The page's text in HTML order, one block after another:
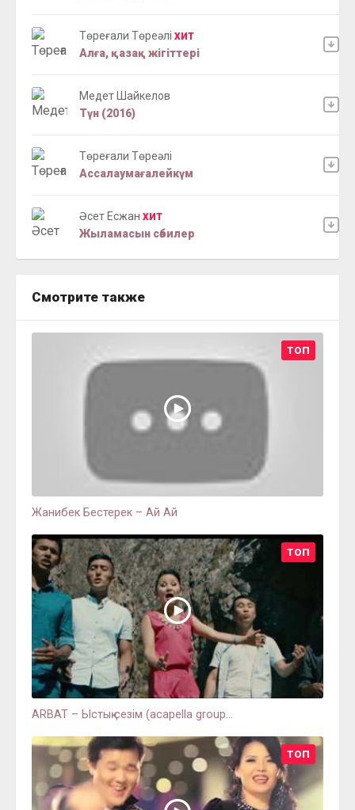
Төреғали Төреәлі ХИТ
Алға, қазақ жігіттері
Медет Шайкелов
Түн (2016)
Төреғали Төреәлі
Ассалаумағалейкүм
Әсет Есжан ХИТ
Жыламасын сәбилер
Смотрите также
ТОП
Жанибек Бестерек – Ай Ай
ТОП
ARBAT – Ыстық сезім (acapella group...
ТОП